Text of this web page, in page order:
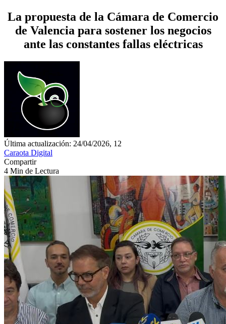
La propuesta de la Cámara de Comercio
de Valencia para sostener los negocios
ante las constantes fallas eléctricas
Última actualización: 24/04/2026, 12
Caraota Digital
Compartir
4 Min de Lectura